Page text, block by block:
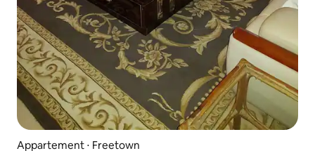
Appartement ⋅ Freetown